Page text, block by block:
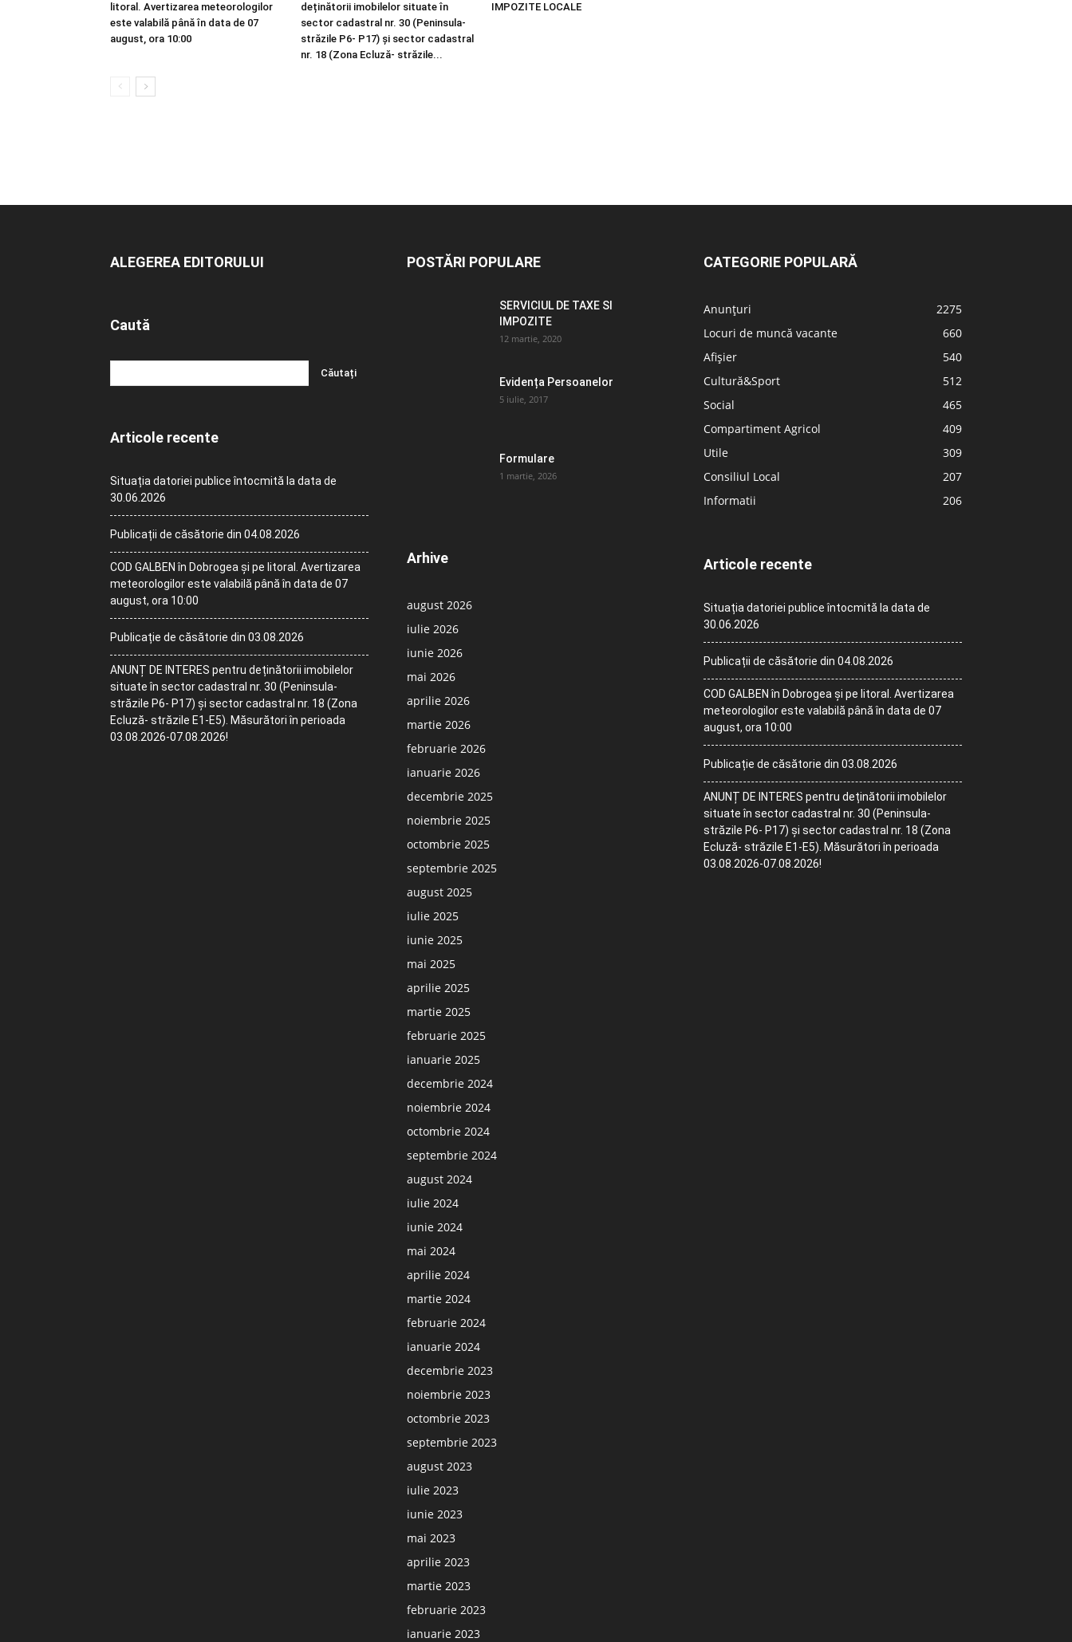
litoral. Avertizarea meteorologilor
este valabilă până în data de 07
august, ora 10:00
deținătorii imobilelor situate în
sector cadastral nr. 30 (Peninsula-
străzile P6- P17) și sector cadastral
nr. 18 (Zona Ecluză- străzile...
IMPOZITE LOCALE
ALEGEREA EDITORULUI
Caută
Articole recente
Situația datoriei publice întocmită la data de
30.06.2026
Publicații de căsătorie din 04.08.2026
COD GALBEN în Dobrogea și pe litoral. Avertizarea
meteorologilor este valabilă până în data de 07
august, ora 10:00
Publicație de căsătorie din 03.08.2026
ANUNȚ DE INTERES pentru deținătorii imobilelor
situate în sector cadastral nr. 30 (Peninsula-
străzile P6- P17) și sector cadastral nr. 18 (Zona
Ecluză- străzile E1-E5). Măsurători în perioada
03.08.2026-07.08.2026!
POSTĂRI POPULARE
SERVICIUL DE TAXE SI
IMPOZITE
12 martie, 2020
Evidența Persoanelor
5 iulie, 2017
Formulare
1 martie, 2026
Arhive
august 2026
iulie 2026
iunie 2026
mai 2026
aprilie 2026
martie 2026
februarie 2026
ianuarie 2026
decembrie 2025
noiembrie 2025
octombrie 2025
septembrie 2025
august 2025
iulie 2025
iunie 2025
mai 2025
aprilie 2025
martie 2025
februarie 2025
ianuarie 2025
decembrie 2024
noiembrie 2024
octombrie 2024
septembrie 2024
august 2024
iulie 2024
iunie 2024
mai 2024
aprilie 2024
martie 2024
februarie 2024
ianuarie 2024
decembrie 2023
noiembrie 2023
octombrie 2023
septembrie 2023
august 2023
iulie 2023
iunie 2023
mai 2023
aprilie 2023
martie 2023
februarie 2023
ianuarie 2023
CATEGORIE POPULARĂ
Anunțuri
2275
Locuri de muncă vacante
660
Afișier
540
Cultură&Sport
512
Social
465
Compartiment Agricol
409
Utile
309
Consiliul Local
207
Informatii
206
Articole recente
Situația datoriei publice întocmită la data de
30.06.2026
Publicații de căsătorie din 04.08.2026
COD GALBEN în Dobrogea și pe litoral. Avertizarea
meteorologilor este valabilă până în data de 07
august, ora 10:00
Publicație de căsătorie din 03.08.2026
ANUNȚ DE INTERES pentru deținătorii imobilelor
situate în sector cadastral nr. 30 (Peninsula-
străzile P6- P17) și sector cadastral nr. 18 (Zona
Ecluză- străzile E1-E5). Măsurători în perioada
03.08.2026-07.08.2026!